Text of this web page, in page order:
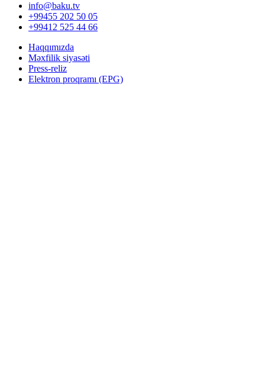
info@baku.tv
+99455 202 50 05
+99412 525 44 66
Haqqımızda
Məxfilik siyasəti
Press-reliz
Elektron proqramı (EPG)